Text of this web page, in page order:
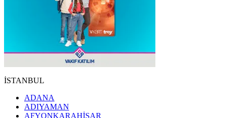
İSTANBUL
ADANA
ADIYAMAN
AFYONKARAHİSAR